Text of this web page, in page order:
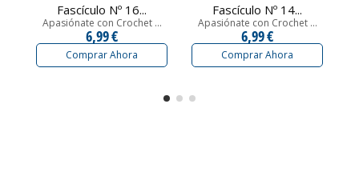
Fascículo Nº 16...
Apasiónate con Crochet ...
6,99 €
Comprar Ahora
Fascículo Nº 14...
Apasiónate con Crochet ...
6,99 €
Comprar Ahora